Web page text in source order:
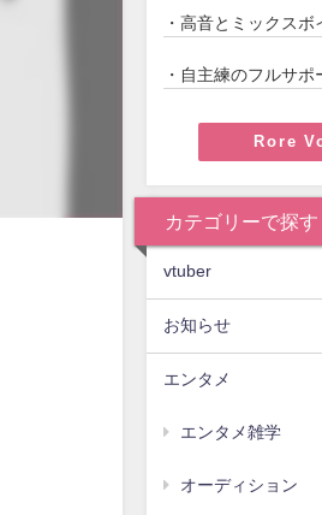
・高音とミックスボ
・自主練のフルサポ
Rore
カテゴリーで探す
vtuber
お知らせ
エンタメ
エンタメ雑学
オーディション